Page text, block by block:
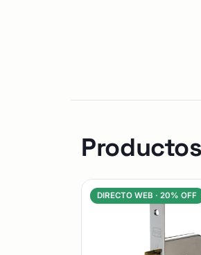
DIRECTO WEB ·20% OFF